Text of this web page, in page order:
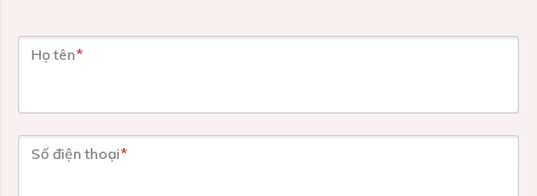
Họ tên*
Số điện thoại*